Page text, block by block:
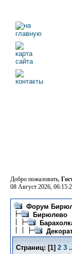
Добро пожаловать,
08 Август 2026,
Форум
Бирюлево
Страниц: [1] 2 3